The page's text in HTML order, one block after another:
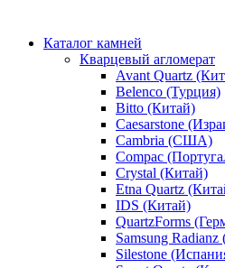
Каталог камней
Кварцевый агломерат
Avant Quartz
Belenco (Турция)
Bitto (Китай)
Caesarstone
Cambria (США)
Compac
Crystal (Китай)
Etna Quartz
IDS (Китай)
QuartzForms
Samsung
Silestone